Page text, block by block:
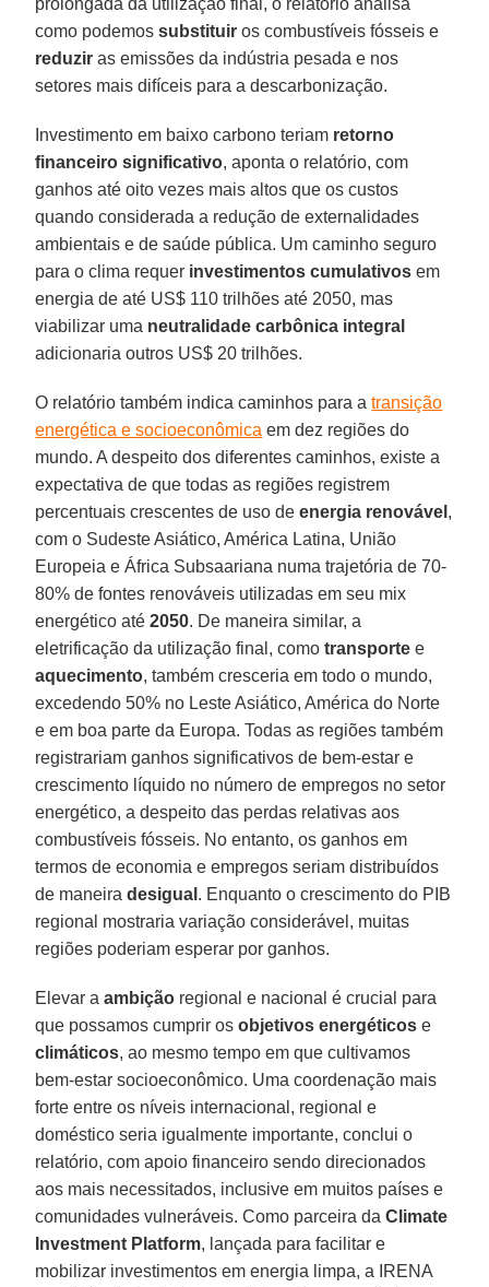
como podemossubstituir os combustíveis fósseis e
reduzir as emissões da indústria pesada e nos
setores mais difíceis para a descarbonização.
Investimento em baixo carbono teriam retorno
financeiro significativo, aponta o relatório, com
ganhos até oito vezes mais altos que os custos
quando considerada a redução de externalidades
ambientais e de saúde pública. Um caminho seguro
para o clima requer investimentos cumulativos em
energia de até US$ 110 trilhões até 2050, mas
viabilizar uma neutralidade carbônica integral
adicionaria outros US$ 20 trilhões.
O relatório também indica caminhos para atransição
energética e socioeconômica em dez regiões do
mundo. A despeito dos diferentes caminhos, existe a
expectativa de que todas as regiões registrem
percentuais crescentes de uso deenergia renovável ,
com o Sudeste Asiático, América Latina, União
Europeia e África Subsaariana numa trajetória de 70-
80% de fontes renováveis utilizadas em seu mix
energético até2050. De maneira similar, a
eletrificação da utilização final, comotransporte e
aquecimento, também cresceria em todo o mundo,
excedendo 50% no Leste Asiático, América do Norte
e em boa parte da Europa. Todas as regiões também
registrariam ganhos significativos de bem-estar e
crescimento líquido no número de empregos no setor
energético, a despeito das perdas relativas aos
combustíveis fósseis. No entanto, os ganhos em
termos de economia e empregos seriam distribuídos
de maneiradesigual . Enquanto o crescimento do PIB
regional mostraria variação considerável, muitas
regiões poderiam esperar por ganhos.
Elevar aambição regional e nacional é crucial para
que possamos cumprir osobjetivos energéticos e
climáticos, ao mesmo tempo em que cultivamos
bem-estar socioeconômico. Uma coordenação mais
forte entre os níveis internacional, regional e
doméstico seria igualmente importante, conclui o
relatório, com apoio financeiro sendo direcionados
aos mais necessitados, inclusive em muitos países e
comunidades vulneráveis. Como parceira daClimate
Investment Platform, lançada para facilitar e
mobilizar investimentos em energia limpa, a IRENA